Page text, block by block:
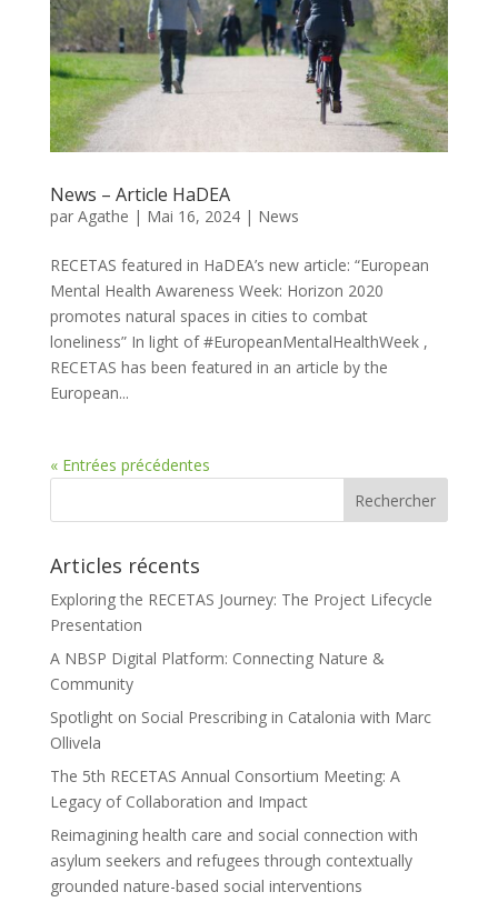
News – Article HaDEA
par Agathe | Mai 16, 2024| News
RECETAS featured in HaDEA’s new article: “European
Mental Health Awareness Week: Horizon 2020
promotes natural spaces in cities to combat
loneliness” In light of #EuropeanMentalHealthWeek ,
RECETAS has been featured in an article by the
European...
« Entrées précédentes
Articles récents
Exploring the RECETAS Journey: The Project Lifecycle
Presentation
A NBSP Digital Platform: Connecting Nature &
Community
Spotlight on Social Prescribing in Catalonia with Marc
Ollivela
The 5th RECETAS Annual Consortium Meeting: A
Legacy of Collaboration and Impact
Reimagining health care and social connection with
asylum seekers and refugees through contextually
grounded nature-based social interventions